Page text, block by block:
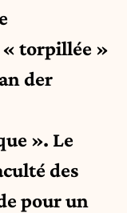
« torpillée »
der
». Le
des
pour un